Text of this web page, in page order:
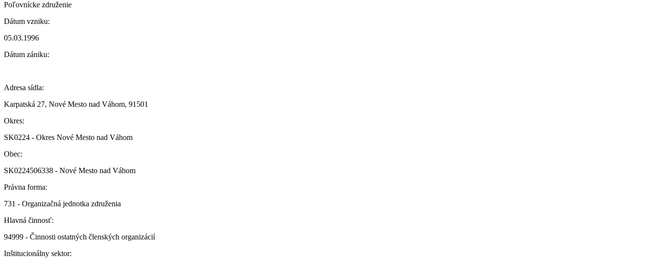
Poľovnícke združenie
Dátum vzniku:
05.03.1996
Dátum zániku:
Adresa sídla:
Karpatská 27, Nové Mesto nad Váhom, 91501
Okres:
SK0224 - Okres Nové Mesto nad Váhom
Obec:
SK0224506338 - Nové Mesto nad Váhom
Právna forma:
731 - Organizačná jednotka združenia
Hlavná činnosť:
94999 - Činnosti ostatných členských organizácií
Inštitucionálny sektor: